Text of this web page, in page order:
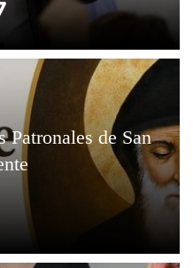
Patronales de San